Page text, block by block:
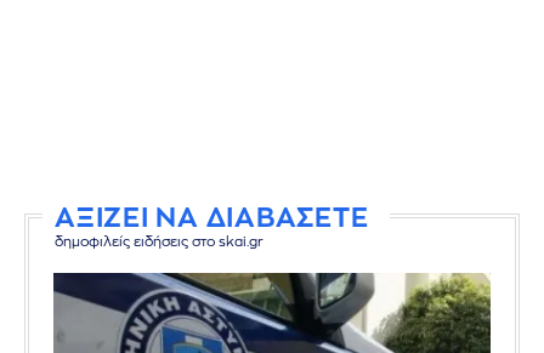
ΑΞΙΖΕΙ ΝΑ ΔΙΑΒΑΣΕΤΕ
δημοφιλείς ειδήσεις στο skai.gr